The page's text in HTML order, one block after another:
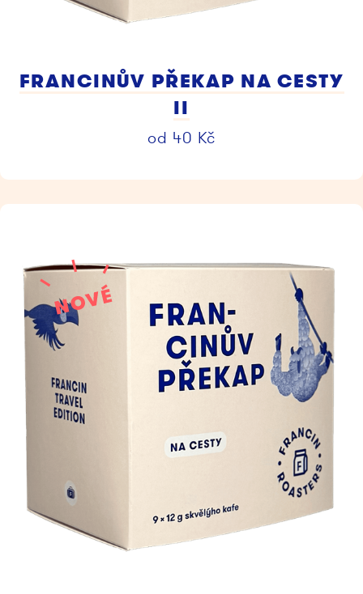
FRANCINŮV PŘEKAP NA CESTY
II
od 40 Kč